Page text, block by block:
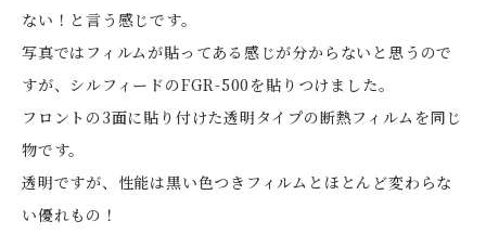
ない！と言う感じです。
写真ではフィルムが貼ってある感じが分からないと思うので
すが、シルフィードのFGR-500を貼りつけました。
フロントの3面に貼り付けた透明タイプの断熱フィルムを同じ
物です。
透明ですが、性能は黒い色つきフィルムとほとんど変わらな
い優れもの！